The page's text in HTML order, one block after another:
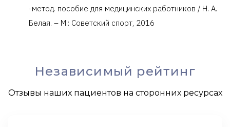
-метод. пособие для медицинских работников / Н. А.
Белая. – М.: Советский спорт, 2016
Независимый рейтинг
Отзывы наших пациентов на сторонних ресурсах